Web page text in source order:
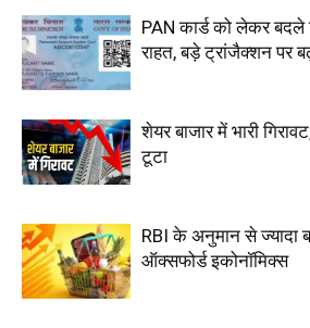
PAN कार्ड को लेकर
राहत, बड़े ट्रांजैक्शन पर
शेयर बाजार में भारी
टूटा
RBI के अनुमान से ज्यादा
ऑक्सफोर्ड इकोनॉमिक्स